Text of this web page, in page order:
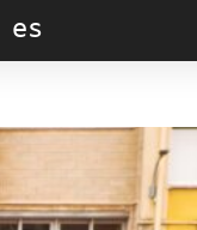
es